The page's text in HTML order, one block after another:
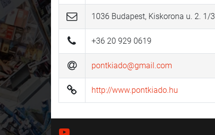
1036 Budapest, Kiskorona u. 2. 1/3
+36 20 929 0619
pontkiado@gmail.com
http://www.pontkiado.hu